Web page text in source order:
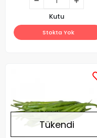
Kutu
Stokta Yok
Tükendi